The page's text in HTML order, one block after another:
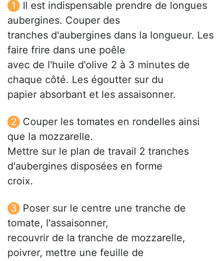
Il est indispensable prendre de longues
aubergines. Couper des
tranches d'aubergines dans la longueur. Les
faire frire dans une poêle
avec de l'huile d'olive 2 à 3 minutes de
chaque côté. Les égoutter sur du
papier absorbant et les assaisonner.
Couper les tomates en rondelles ainsi
que la mozzarelle.
Mettre sur le plan de travail 2 tranches
d'aubergines disposées en forme
croix.
Poser sur le centre une tranche de
tomate, l'assaisonner,
recouvrir de la tranche de mozzarelle,
poivrer, mettre une feuille de